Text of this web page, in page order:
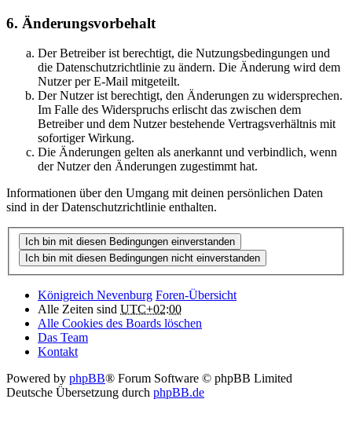
6. Änderungsvorbehalt
Der Betreiber ist berechtigt, die Nutzungsbedingungen und
die Datenschutzrichtlinie zu ändern. Die Änderung wird dem
Nutzer per E-Mail mitgeteilt.
Der Nutzer ist berechtigt, den Änderungen zu widersprechen.
Im Falle des Widerspruchs erlischt das zwischen dem
Betreiber und dem Nutzer bestehende Vertragsverhältnis mit
sofortiger Wirkung.
Die Änderungen gelten als anerkannt und verbindlich, wenn
der Nutzer den Änderungen zugestimmt hat.
Informationen über den Umgang mit deinen persönlichen Daten
sind in der Datenschutzrichtlinie enthalten.
Königreich Nevenburg Foren-Übersicht
Alle Zeiten sind UTC+02:00
Alle Cookies des Boards löschen
Das Team
Kontakt
Powered by phpBB® Forum Software © phpBB Limited
Deutsche Übersetzung durch phpBB.de